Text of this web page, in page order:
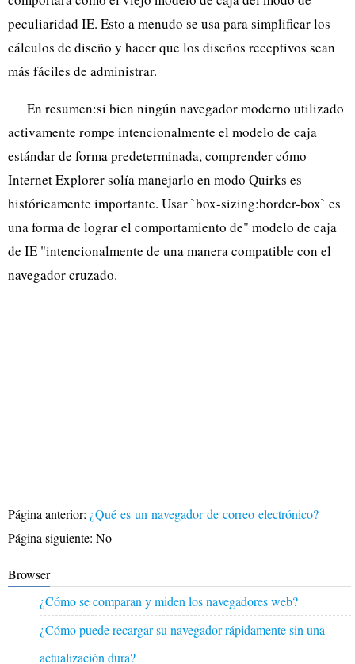
peculiaridad IE. Esto a menudo se usa para simplificar los
cálculos de diseño y hacer que los diseños receptivos sean
más fáciles de administrar.
En resumen:si bien ningún navegador moderno utilizado
activamente rompe intencionalmente el modelo de caja
estándar de forma predeterminada, comprender cómo
Internet Explorer solía manejarlo en modo Quirks es
históricamente importante. Usar `box-sizing:border-box` es
una forma de lograr el comportamiento de" modelo de caja
de IE "intencionalmente de una manera compatible con el
navegador cruzado.
Página anterior: ¿Qué es un navegador de correo electrónico?
Página siguiente: No
Browser
¿Cómo se comparan y miden los navegadores web?
¿Cómo puede recargar su navegador rápidamente sin una
actualización dura?